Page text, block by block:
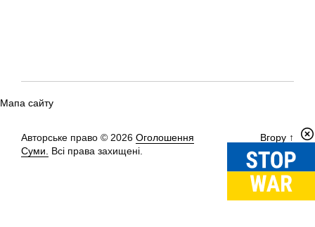
Мапа сайту
Авторське право © 2026 Оголошення
Суми.
Всі права захищені.
Вгору ↑